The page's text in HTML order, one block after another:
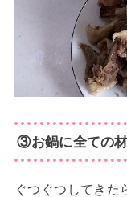
③お鍋に全ての材
ぐつぐつしてきた